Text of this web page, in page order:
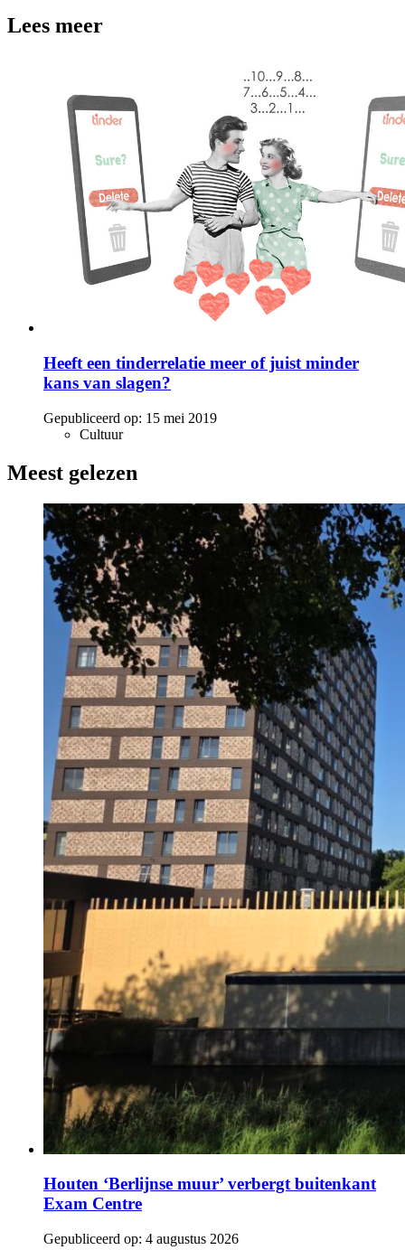
Lees meer
Heeft een tinderrelatie meer of juist minder
kans van slagen?
Gepubliceerd op: 15 mei 2019
Cultuur
Meest gelezen
Houten ‘Berlijnse muur’ verbergt buitenkant
Exam Centre
Gepubliceerd op: 4 augustus 2026